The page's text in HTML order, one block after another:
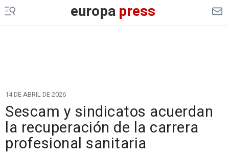
europapress
14 DE ABRIL DE 2026
Sescam y sindicatos acuerdan
la recuperación de la carrera
profesional sanitaria